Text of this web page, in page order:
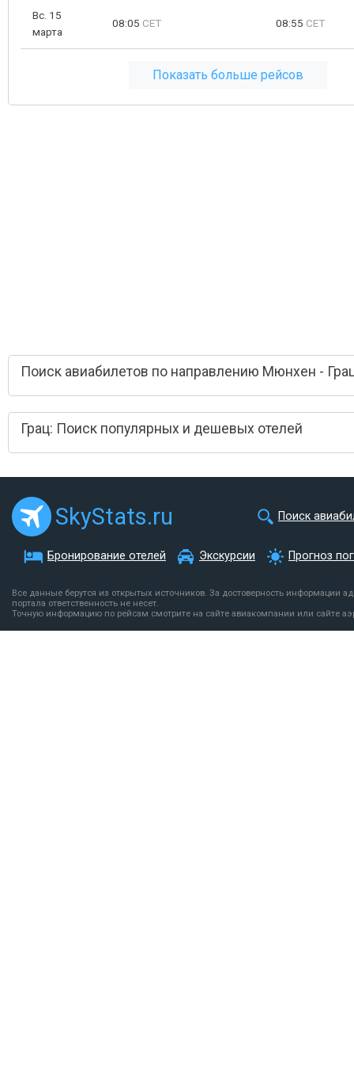
Вс. 15
марта
08:05 CET 08:55 CET
Показать больше рейсов
Поиск авиабилетов по направлению Мюнхен -
Грац: Поиск популярных и дешевых отелей
SkyStats.ru Поиск
Бронирование отелей Экскурсии Прогноз
Все данные берутся из открытых источников. За достоверность информации
портала ответственность не несет.
Точную информацию по рейсам смотрите на сайте авиакомпании или сайте